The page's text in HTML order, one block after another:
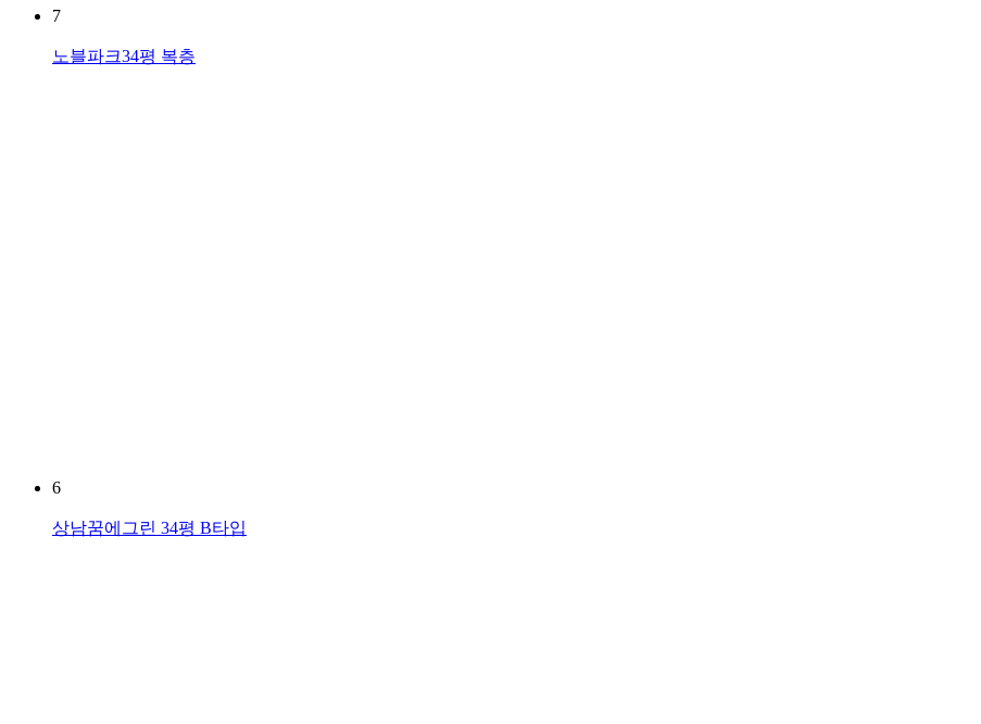
7
노블파크34평 복층
6
상남꿈에그린 34평 B타입